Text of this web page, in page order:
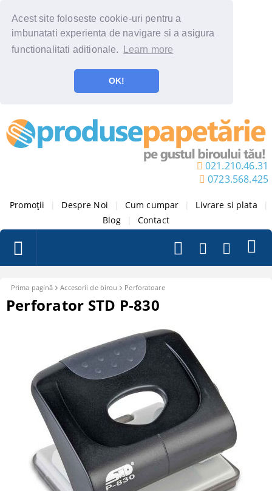
Acest site foloseste cookie-uri pentru a
imbunatati experienta de navigare si a asigura
functionalitati aditionale.
Learn more
OK!
021.210.46.31
0723.568.425
Promoții Despre Noi Cum cumpar Livrare si plata
Blog
Contact
Prima pagină Accesorii de birou Perforatoare
Perforator STD P-830